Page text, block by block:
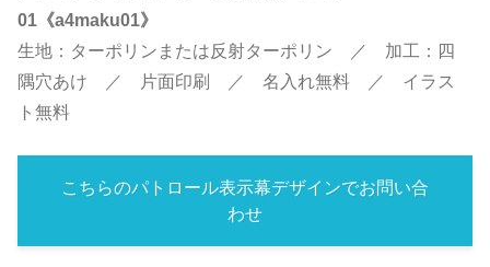
01《a4maku01》
生地：ターポリンまたは反射ターポリン ／ 加工：四
隅穴あけ ／ 片面印刷 ／ 名入れ無料 ／ イラス
ト無料
こちらのパトロール表示幕デザインでお問い合
わせ